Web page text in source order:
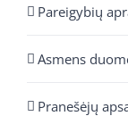
Pareigybių
Asmens
Pranešėjų